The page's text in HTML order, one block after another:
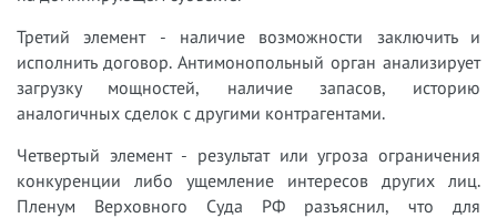
Третий элемент - наличие возможности заключить и
исполнить договор. Антимонопольный орган анализирует
загрузку мощностей, наличие запасов, историю
аналогичных сделок с другими контрагентами.
Четвертый элемент - результат или угроза ограничения
конкуренции либо ущемление интересов других лиц.
Пленум Верховного Суда РФ разъяснил, что для